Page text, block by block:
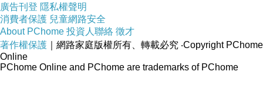
廣告刊登 隱私權聲明
消費者保護 兒童網路安全
About PChome 投資人聯絡 徵才
著作權保護 ｜網路家庭版權所有、轉載必究 ‧Copyright PChome
Online
PChome Online and PChome are trademarks of PChome